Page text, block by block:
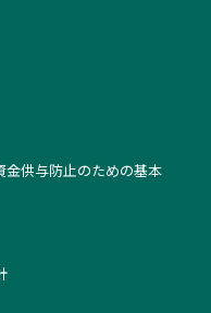
金供与防止のための基本